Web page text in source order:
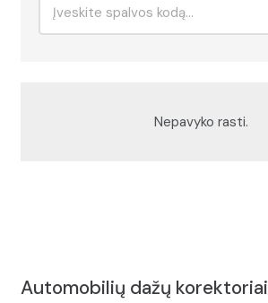
Nepavyko rasti.
Automobilių dažų korektoriai